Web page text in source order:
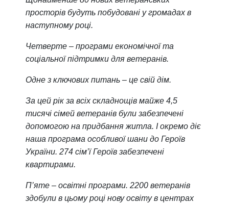
просторів будуть побудовані у громадах в
наступному році.
Четверте – програми економічної та
соціальної підтримки для ветеранів.
Одне з ключових питань – це свій дім.
За цей рік за всіх складнощів майже 4,5
тисячі сімей ветеранів були забезпечені
допомогою на придбання житла. І окремо діє
наша програма особливої шани до Героїв
України. 274 сім’ї Героїв забезпечені
квартирами.
П’яте – освітні програми. 2200 ветеранів
здобули в цьому році нову освіту в центрах